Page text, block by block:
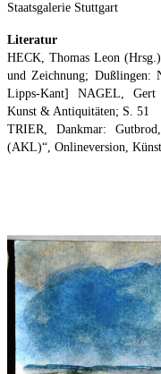
Staatsgalerie Stuttgart
Literatur
HECK, Thomas Leon
und Zeichnung; Dußlingen:
Lipps-Kant] NAGEL, Gert
Kunst & Antiquitäten; S. 51
TRIER, Dankmar:
(AKL)“, Onlineversion,